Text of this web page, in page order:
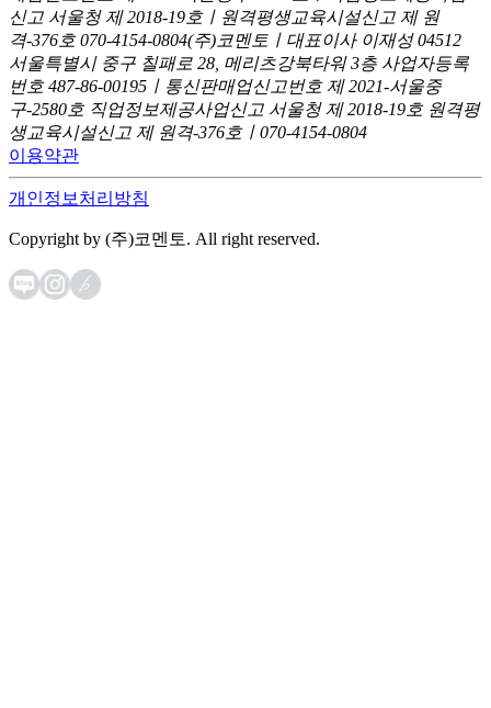
신고 서울청 제 2018-19호ㅣ원격평생교육시설신고 제 원
격-376호 070-4154-0804(주)코멘토ㅣ대표이사 이재성 04512
서울특별시 중구 칠패로 28, 메리츠강북타워 3층 사업자등록
번호 487-86-00195ㅣ통신판매업신고번호 제 2021-서울중
구-2580호 직업정보제공사업신고 서울청 제 2018-19호 원격평
생교육시설신고 제 원격-376호ㅣ070-4154-0804
이용약관
개인정보처리방침
Copyright by (주)코멘토. All right reserved.